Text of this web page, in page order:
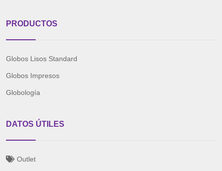
PRODUCTOS
Globos Lisos Standard
Globos Impresos
Globología
DATOS ÚTILES
Outlet